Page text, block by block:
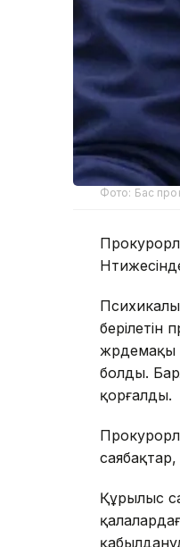
Фото: Бас
берілетін
жәрдемақы
болды.
қорғалды.
Құрылыс